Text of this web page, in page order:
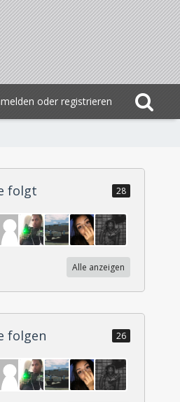
oder registrieren
folgt 28
Alle anzeigen
folgen 26